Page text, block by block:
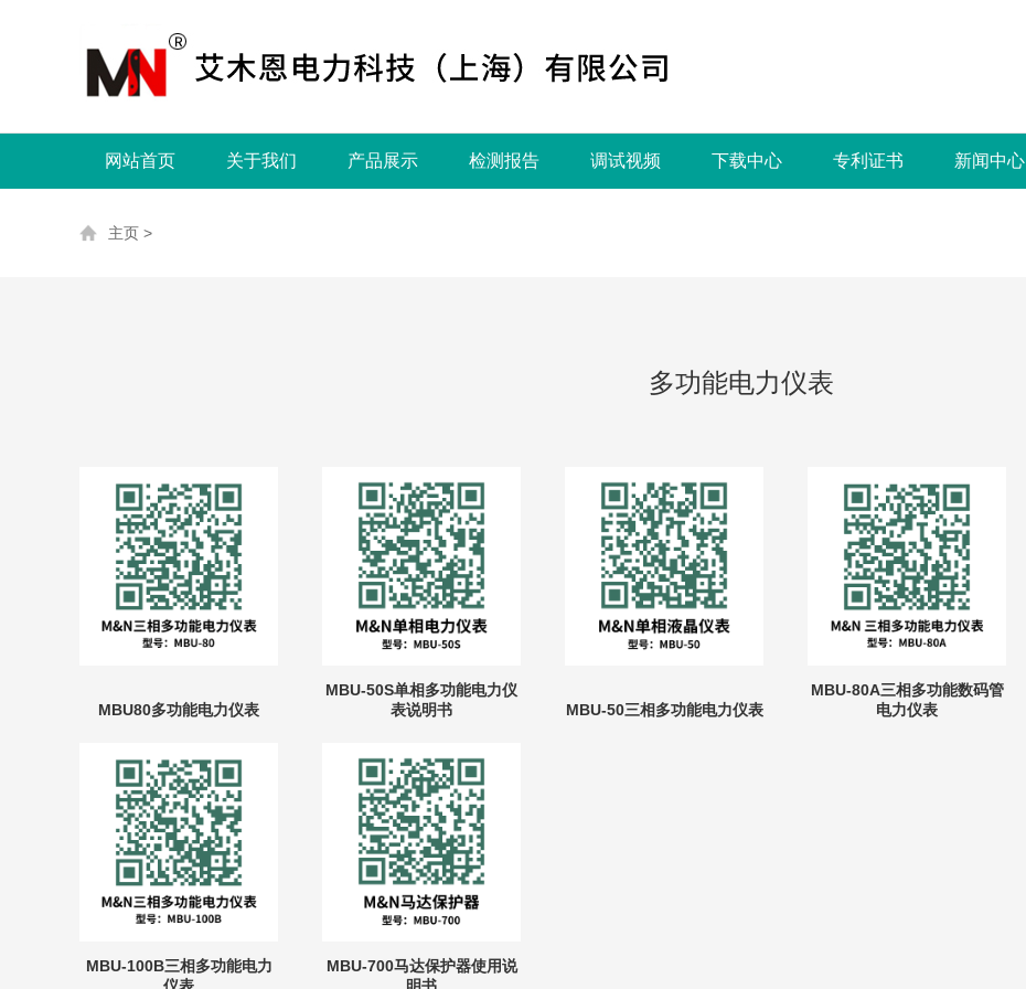
网站首页 关于我们 产品展示 检测报告 调试视频 下载中心 专利证书 新闻中心
主页 >
多功能电力仪表
MBU80多功能电力仪表
MBU-50S单相多功能电力仪
表说明书
MBU-50三相多功能电力仪表
MBU-80A三相多功能数码管
电力仪表
MBU-100B三相多功能电力
MBU-700马达保护器使用说